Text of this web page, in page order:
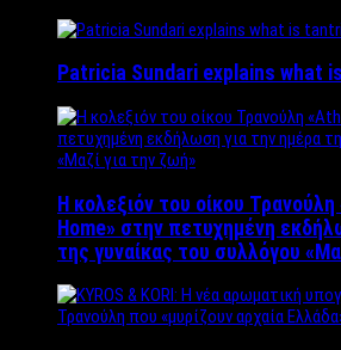
Patricia Sundari explains what
Η κολεξιόν του οίκου
Home» στην πετυχημένη
της γυναίκας του συλλόγου